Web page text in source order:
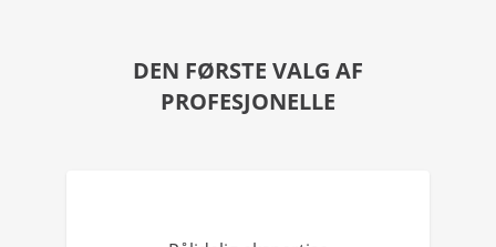
DEN FØRSTE VALG AF
PROFESJONELLE